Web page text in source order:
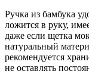
Ручка из бамбука
ложится в руку,
даже если щетка
натуральный
рекомендуется
не оставлять